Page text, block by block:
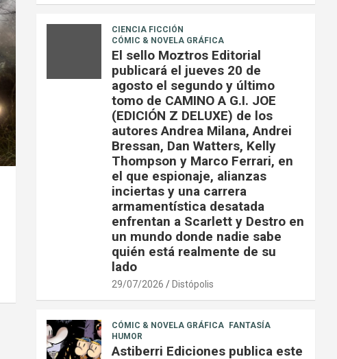
CIENCIA FICCIÓN
CÓMIC & NOVELA GRÁFICA
El sello Moztros Editorial
publicará el jueves 20 de
agosto el segundo y último
tomo de CAMINO A G.I. JOE
(EDICIÓN Z DELUXE) de los
autores Andrea Milana, Andrei
Bressan, Dan Watters, Kelly
Thompson y Marco Ferrari, en
el que espionaje, alianzas
inciertas y una carrera
armamentística desatada
enfrentan a Scarlett y Destro en
un mundo donde nadie sabe
quién está realmente de su
lado
29/07/2026 Distópolis
CÓMIC & NOVELA GRÁFICA
FANTASÍA
HUMOR
Astiberri Ediciones publica este